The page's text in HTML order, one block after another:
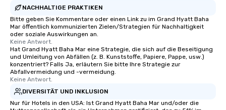
NACHHALTIGE PRAKTIKEN
Bitte geben Sie Kommentare oder einen Link zu im Grand Hyatt Baha
Mar öffentlich kommunizierten Zielen/Strategien für Nachhaltigkeit
oder soziale Auswirkungen an.
Keine Antwort.
Hat Grand Hyatt Baha Mar eine Strategie, die sich auf die Beseitigung
und Umleitung von Abfällen (z. B. Kunststoffe, Papiere, Pappe, usw.)
konzentriert? Falls Ja, erläutern Sie bitte Ihre Strategie zur
Abfallvermeidung und -vermeidung.
Keine Antwort.
DIVERSITÄT UND INKLUSION
Nur für Hotels in den USA: Ist Grand Hyatt Baha Mar und/oder die